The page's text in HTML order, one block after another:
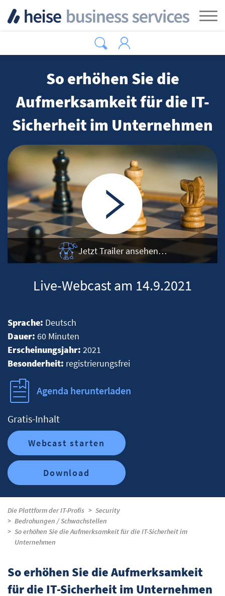
So erhöhen Sie die
Aufmerksamkeit für die IT-
Sicherheit im Unternehmen
Jetzt Trailer ansehen…
Live-Webcast am 14.9.2021
Sprache: Deutsch
Dauer: 60 Minuten
Erscheinungsjahr: 2021
Besonderheit: registrierungsfrei
Agenda herunterladen
Gratis-Inhalt
Webcast starten
Download
Die Plattform der IT-Profis
Security
Bedrohungen / Schwachstellen
So erhöhen Sie die Aufmerksamkeit für die IT-Sicherheit im
Unternehmen
So erhöhen Sie die Aufmerksamkeit
für die IT-Sicherheit im Unternehmen